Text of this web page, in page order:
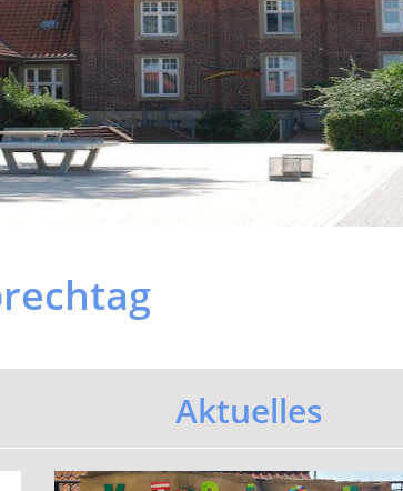
Aktuelles